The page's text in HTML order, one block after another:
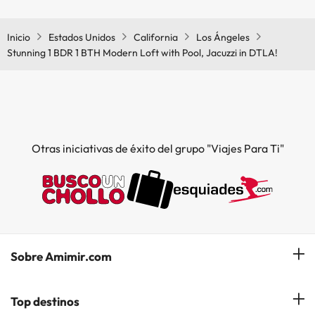
Inicio
Estados Unidos California
Los Ángeles
Stunning 1 BDR 1 BTH Modern Loft with Pool, Jacuzzi in DTLA!
Otras iniciativas de éxito del grupo "Viajes Para Ti"
Sobre Amimir.com
¿Quiénes somos?
Top destinos